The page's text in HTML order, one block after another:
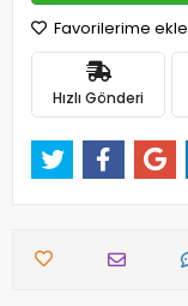
Favorilerime ekle
Hızlı Gönderi